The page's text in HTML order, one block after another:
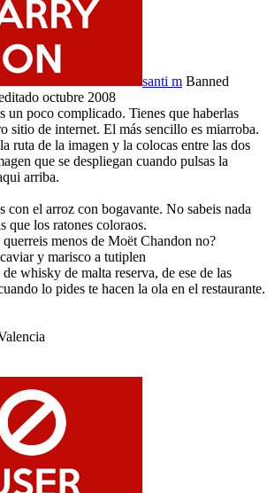
santi m Banned
octubre 2008
un poco complicado. Tienes que haberlas
sitio de internet. El más sencillo es miarroba.
ruta de la imagen y la colocas entre las dos
que se despliegan cuando pulsas la
arriba.
con el arroz con bogavante. No sabeis nada
que los ratones coloraos.
menos de Moët Chandon no?
y marisco a tutiplen
whisky de malta reserva, de ese de las
lo pides te hacen la ola en el restaurante.